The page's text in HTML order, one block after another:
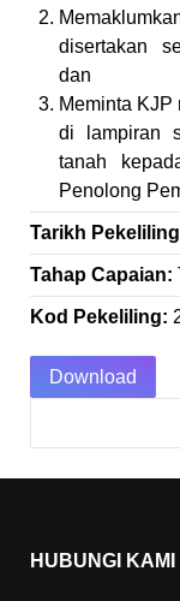
disertakan
dan
Meminta
di lampiran
tanah
Penolong
Tarikh
Tahap Capaian:
Kod Pekeliling:
Download
HUBUNGI KAMI